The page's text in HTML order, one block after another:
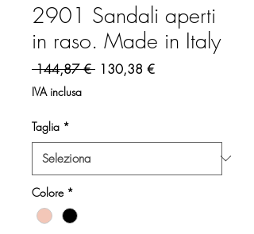
2901 Sandali aperti
in raso. Made in Italy
144,87 € Prezzo regolare
130,38 €Prezzo scontato
IVA inclusa
Taglia *
Colore *